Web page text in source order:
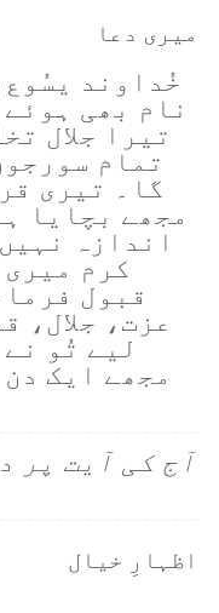
میری دعا
خُداوند
نام بھی
تیرا جلال
تمام
گا۔ تیری
مجھے بچایا
اندازہ
کرم
قبول
عزت، جلال،
لیے تُو
مجھے ایک
آج کی آیت پر
اظہارِ خیال